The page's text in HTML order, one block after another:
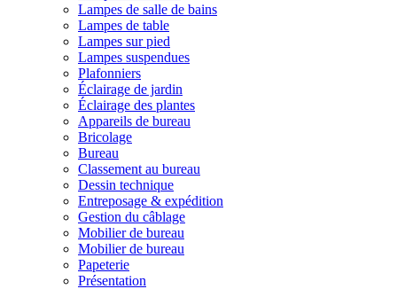
Lampes de salle de bains
Lampes de table
Lampes sur pied
Lampes suspendues
Plafonniers
Éclairage de jardin
Éclairage des plantes
Appareils de bureau
Bricolage
Bureau
Classement au bureau
Dessin technique
Entreposage & expédition
Gestion du câblage
Mobilier de bureau
Mobilier de bureau
Papeterie
Présentation